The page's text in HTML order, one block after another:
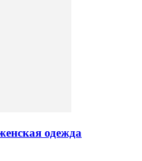
одежда